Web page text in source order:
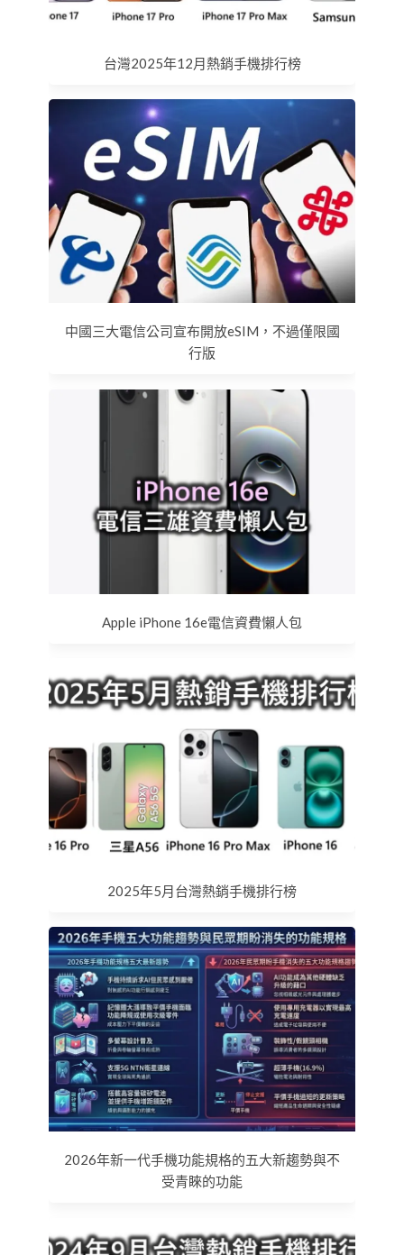
台灣2025年12月熱銷手機排行榜
中國三大電信公司宣布開放eSIM，不過僅限國
行版
Apple iPhone 16e電信資費懶人包
2025年5月台灣熱銷手機排行榜
2026年新一代手機功能規格的五大新趨勢與不
受青睞的功能